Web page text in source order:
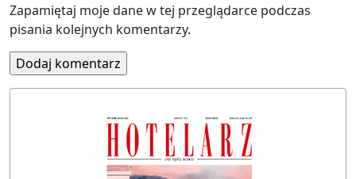
Zapamiętaj moje dane w tej przeglądarce podczas
pisania kolejnych komentarzy.